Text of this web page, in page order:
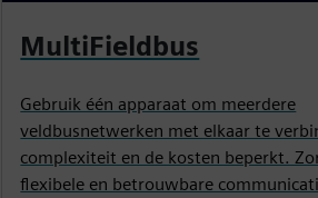
MultiFieldbus
Gebruik één apparaat om meerdere
veldbusnetwerken met elkaar te
complexiteit en de kosten beperkt.
flexibele en betrouwbare